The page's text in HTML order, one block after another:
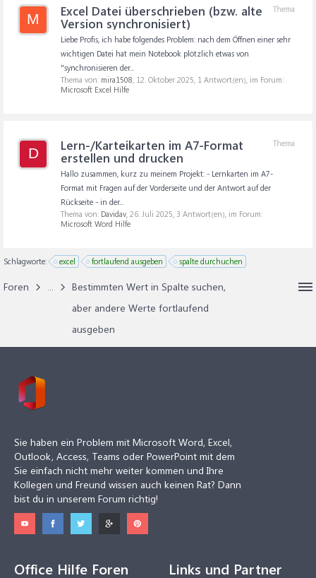
M
Thema
Excel Datei überschrieben (bzw. alte
Version synchronisiert)
Liebe Profis, ich habe folgendes Problem: nach dem Öffnen einer sehr
wichtigen Datei hat mein Notebook plötzlich etwas von
"synchronisieren der...
Thema von: mira1508, 12. Oktober 2025, 1 Antwort(en), im Forum:
Microsoft Excel Hilfe
D
Thema
Lern-/Karteikarten im A7-Format
erstellen und drucken
Hallo zusammen, kurz zu meinem Projekt: - Lernkarten im A7-
Format mit Fragen auf der Vorderseite und der Antwort auf der
Rückseite - in der...
Thema von: Davidav, 26. Juli 2025, 3 Antwort(en), im Forum:
Microsoft Word Hilfe
Schlagworte: excel fortlaufend ausgeben spalte durchuchen
Foren ...
Bestimmten Wert in Spalte suchen,
aber andere Werte fortlaufend
ausgeben
Sie haben ein Problem mit Microsoft Word, Excel,
Outlook, Access, Teams oder PowerPoint mit dem
Sie einfach nicht mehr weiter kommen und Ihre
Kollegen und Freund wissen auch keinen Rat? Dann
bist du in unserem Forum richtig!
Office Hilfe Foren Links und Partner